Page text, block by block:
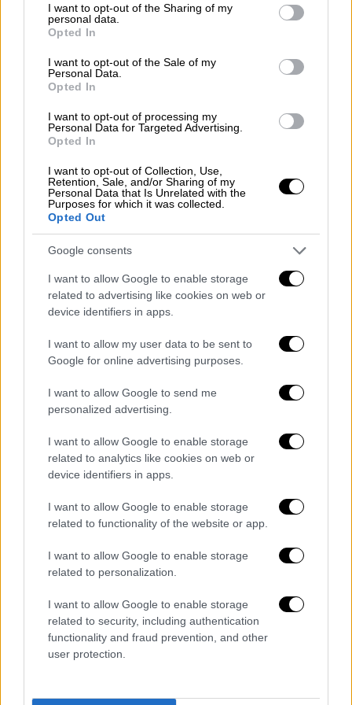
not limited to your visit or usage behaviour. You may click to
grant or deny consent to Google and its third-party tags to
use your data for below specified purposes in below Google
consent section.
I want to opt-out of the Sharing of my
personal data.
Opted In
I want to opt-out of the Sale of my
Personal Data.
Opted In
I want to opt-out of processing my
Personal Data for Targeted Advertising.
Opted In
I want to opt-out of Collection, Use,
Retention, Sale, and/or Sharing of my
Personal Data that Is Unrelated with the
Purposes for which it was collected.
Opted Out
Google consents
I want to allow Google to enable storage
related to advertising like cookies on web or
device identifiers in apps.
I want to allow my user data to be sent to
Google for online advertising purposes.
I want to allow Google to send me
personalized advertising.
I want to allow Google to enable storage
related to analytics like cookies on web or
device identifiers in apps.
I want to allow Google to enable storage
related to functionality of the website or app.
I want to allow Google to enable storage
related to personalization.
I want to allow Google to enable storage
related to security, including authentication
functionality and fraud prevention, and other
user protection.
σπίτι. Ανοίξτε» φώναζαν», λέει η 35χρονη
Νίνα. «Όταν είδαμε τους αστυνομικούς και
καταλάβαμε ότι κάτι άσχημο συνέβη»,
προσθέτει ο άνδρας της. Στο παράθυρό τους
κρέμεται ένα χαρτί που γράφει: «Όλα θα πάνε
καλά». Το είχαν αναρτήσει για να δώσουν
θάρρος για την εξέλιξη της πανδημίας του
κορονοϊού.
Η 27χρονη νοσηλεύεται βαριά
τραυματισμένη
Στο μεταξύοι αξιωματικοί της γερμανικής
αστυνομίας δεν μπορούν να ανακρίνουν την
27χρονη καθώς νοσηλεύεται με βαριά
τραύματα στο νοσοκομείο
λίγο πριν επιχειρήσει να αυτοκτονήσει στον
σιδηρόδρομο του Ντίσελντορφ είχε μαζί της
τον 11χρονο γιο της Μαρσέλ. Το αγόρι δεν
είδε την απόπειρα αυτοκτονίας της μητέρας
περιβάλλον και συγκεκριμένα στο σπίτι της
γιαγιάς του.
Οι Αρχές αδυνατούν στην κατάσταση που
είναι να την ανακρίνουν σε αυτή τη φάση. Ο
μητέρα του, δεν την είδε να πέφτει στις
ράγες του τρένου, αλλά πήγε με το τρένο
μέχρι το σπίτι της γιαγιάς του. «Βρίσκεται
σε ασφαλές οικογενειακό περιβάλλον»,
ανέφερε χαρακτηριστικά εκπρόσωπος της
αστυνομίας. H ακριβής αιτία θανάτου των